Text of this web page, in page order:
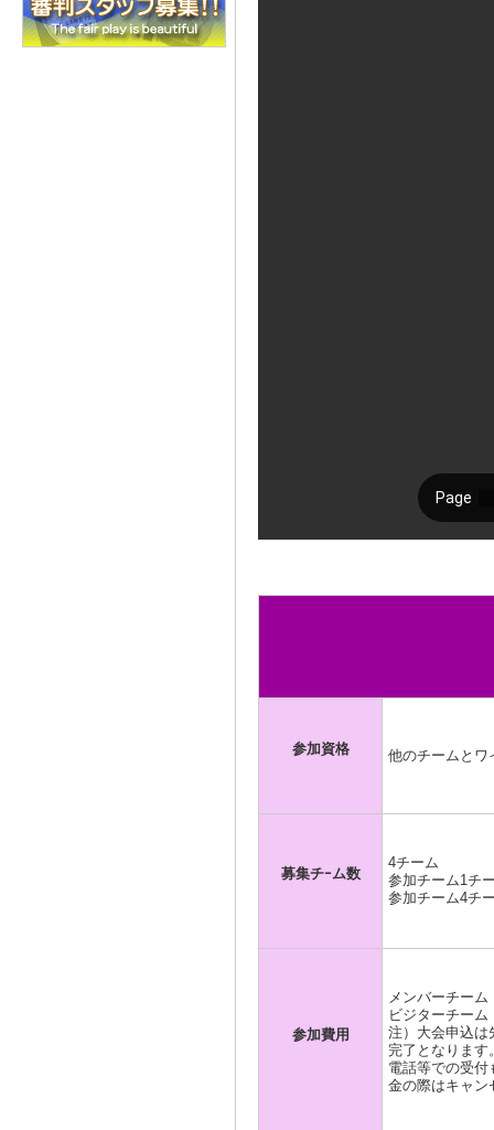
参加資格 他のチームとワ
募集チｰム数
4チーム
参加チーム1チ
参加チーム4チ
参加費用
メンバーチー
ビジターチー
注）大会申込は
完了となります
電話等での受
金の際はキャン